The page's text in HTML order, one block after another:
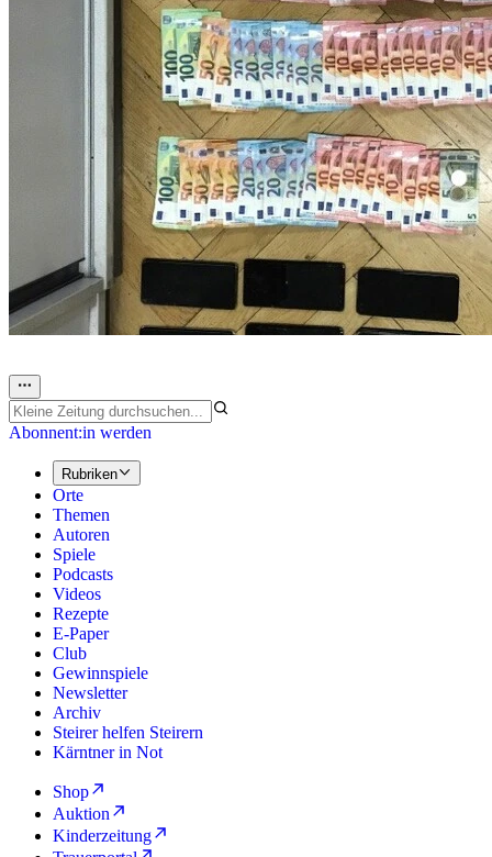
Abonnent:in werden
Rubriken
Orte
Themen
Autoren
Spiele
Podcasts
Videos
Rezepte
E-Paper
Club
Gewinnspiele
Newsletter
Archiv
Steirer helfen Steirern
Kärntner in Not
Shop
Auktion
Kinderzeitung